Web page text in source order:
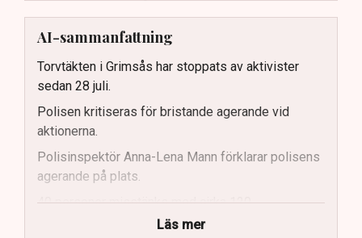
AI-sammanfattning
Torvtäkten i Grimsås har stoppats av aktivister
sedan 28 juli.
Polisen kritiseras för bristande agerande vid
aktionerna.
Polisinspektör Anna-Lena Mann förklarar polisens
agerande på plats.
40 personer misstänks med cirka 120
brottsmisstankar kopplade.
Läs mer